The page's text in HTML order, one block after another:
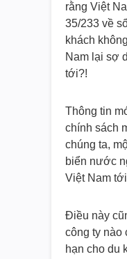
rằng Việt
35/233 về
khách
Nam lại sợ
tới?!
Thông tin
chính sách
chúng ta,
biển nước
Việt Nam
Điều này
công ty nào
hạn cho du